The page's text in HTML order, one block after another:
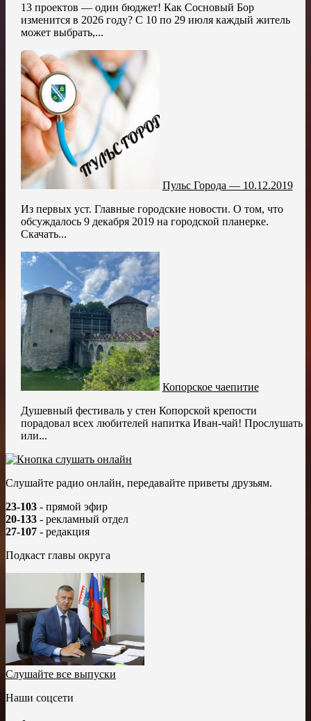
13 проектов — один бюджет! Как Сосновый Бор
изменится в 2026 году? С 10 по 29 июля каждый житель
может выбрать,...
Пульс Города — 10.12.2019
Из первых уст. Главные городские новости. О том, что
обсуждалось 9 декабря 2019 на городской планерке.
Скачать...
Копорское чаепитие
Душевный фестиваль у стен Копорской крепости
порадовал всех любителей напитка Иван-чай! Прослушать
или...
Слушайте радио онлайн, передавайте приветы друзьям.
23-103 - прямой эфир
20-133 - рекламный отдел
27-107 - редакция
Подкаст главы округа
Слушайте все выпуски
Наши соцсети